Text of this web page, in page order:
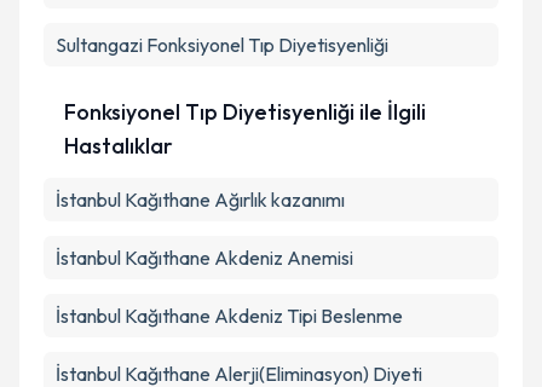
Sultangazi Fonksiyonel Tıp Diyetisyenliği
Fonksiyonel Tıp Diyetisyenliği ile İlgili
Hastalıklar
İstanbul Kağıthane Ağırlık kazanımı
İstanbul Kağıthane Akdeniz Anemisi
İstanbul Kağıthane Akdeniz Tipi Beslenme
İstanbul Kağıthane Alerji(Eliminasyon) Diyeti